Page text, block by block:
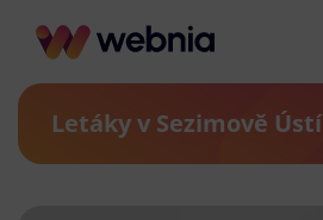
Letáky v Sezimově Ústí